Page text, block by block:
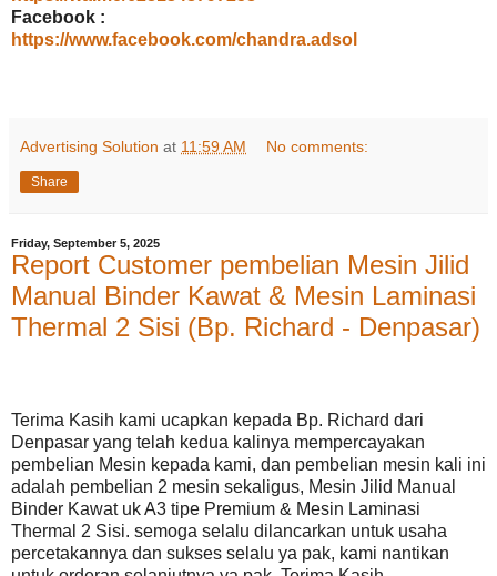
Facebook :
https://www.facebook.com/chandra.adsol
Advertising Solution at 11:59 AM No comments:
Share
Friday, September 5, 2025
Report Customer pembelian Mesin Jilid
Manual Binder Kawat & Mesin Laminasi
Thermal 2 Sisi (Bp. Richard - Denpasar)
Terima Kasih kami ucapkan kepada Bp. Richard dari
Denpasar yang telah kedua kalinya mempercayakan
pembelian Mesin kepada kami, dan pembelian mesin kali ini
adalah pembelian 2 mesin sekaligus, Mesin Jilid Manual
Binder Kawat uk A3 tipe Premium & Mesin Laminasi
Thermal 2 Sisi. semoga selalu dilancarkan untuk usaha
percetakannya dan sukses selalu ya pak, kami nantikan